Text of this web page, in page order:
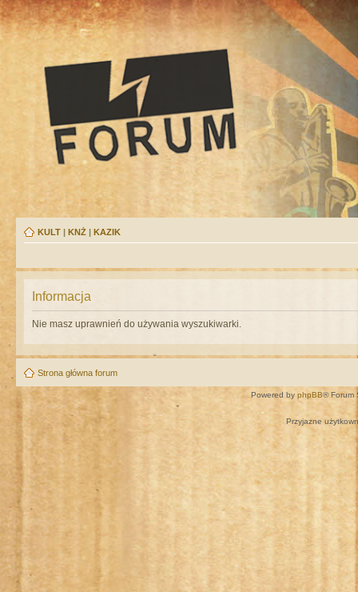
KULT | KNŻ | KAZIK
Informacja
Nie masz uprawnień do używania wyszukiwarki.
Strona główna forum
Powered by phpBB® Forum
Przyjazne